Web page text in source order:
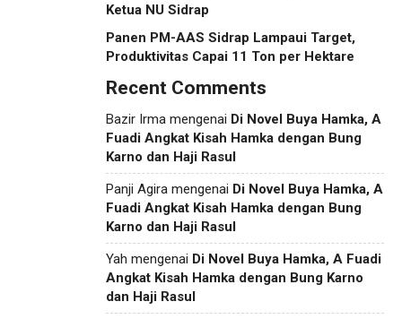
Ketua NU Sidrap
Panen PM-AAS Sidrap Lampaui Target,
Produktivitas Capai 11 Ton per Hektare
Recent Comments
Bazir Irma mengenai Di Novel Buya Hamka, A
Fuadi Angkat Kisah Hamka dengan Bung
Karno dan Haji Rasul
Panji Agira mengenai Di Novel Buya Hamka, A
Fuadi Angkat Kisah Hamka dengan Bung
Karno dan Haji Rasul
Yah mengenai Di Novel Buya Hamka, A Fuadi
Angkat Kisah Hamka dengan Bung Karno
dan Haji Rasul